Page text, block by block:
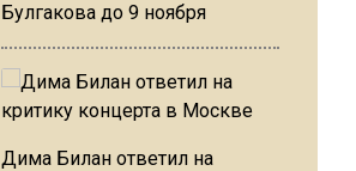
Булгакова до 9 ноября
Дима Билан ответил на